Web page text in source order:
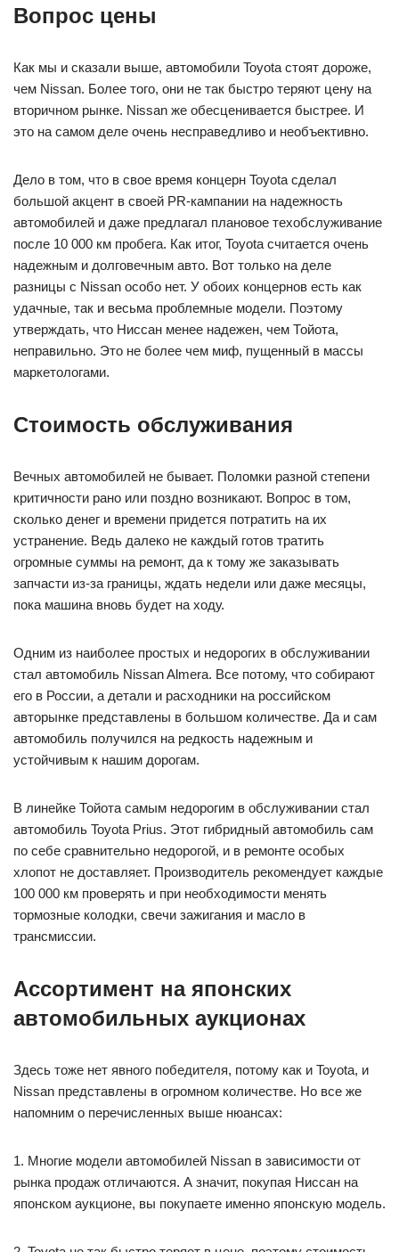
Вопрос цены
Как мы и сказали выше, автомобили Toyota стоят дороже,
чем Nissan. Более того, они не так быстро теряют цену на
вторичном рынке. Nissan же обесценивается быстрее. И
это на самом деле очень несправедливо и необъективно.
Дело в том, что в свое время концерн Toyota сделал
большой акцент в своей PR-кампании на надежность
автомобилей и даже предлагал плановое техобслуживание
после 10 000 км пробега. Как итог, Toyota считается очень
надежным и долговечным авто. Вот только на деле
разницы с Nissan особо нет. У обоих концернов есть как
удачные, так и весьма проблемные модели. Поэтому
утверждать, что Ниссан менее надежен, чем Тойота,
неправильно. Это не более чем миф, пущенный в массы
маркетологами.
Стоимость обслуживания
Вечных автомобилей не бывает. Поломки разной степени
критичности рано или поздно возникают. Вопрос в том,
сколько денег и времени придется потратить на их
устранение. Ведь далеко не каждый готов тратить
огромные суммы на ремонт, да к тому же заказывать
запчасти из-за границы, ждать недели или даже месяцы,
пока машина вновь будет на ходу.
Одним из наиболее простых и недорогих в обслуживании
стал автомобиль Nissan Almera. Все потому, что собирают
его в России, а детали и расходники на российском
авторынке представлены в большом количестве. Да и сам
автомобиль получился на редкость надежным и
устойчивым к нашим дорогам.
В линейке Тойота самым недорогим в обслуживании стал
автомобиль Toyota Prius. Этот гибридный автомобиль сам
по себе сравнительно недорогой, и в ремонте особых
хлопот не доставляет. Производитель рекомендует каждые
100 000 км проверять и при необходимости менять
тормозные колодки, свечи зажигания и масло в
трансмиссии.
Ассортимент на японских
автомобильных аукционах
Здесь тоже нет явного победителя, потому как и Toyota, и
Nissan представлены в огромном количестве. Но все же
напомним о перечисленных выше нюансах:
1. Многие модели автомобилей Nissan в зависимости от
рынка продаж отличаются. А значит, покупая Ниссан на
японском аукционе, вы покупаете именно японскую модель.